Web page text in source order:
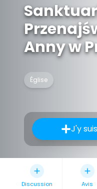
Anny w
Église
J'y
Discussion Avis